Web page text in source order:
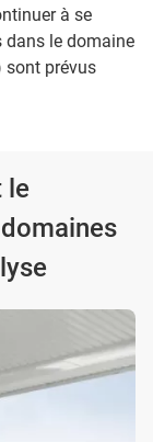
à se
dans le domaine
sont prévus
le